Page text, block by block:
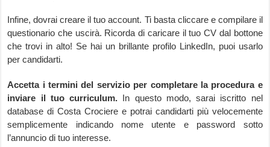
Infine, dovrai creare il tuo account. Ti basta cliccare e compilare il
questionario che uscirà. Ricorda di caricare il tuo CV dal bottone
che trovi in alto! Se hai un brillante profilo LinkedIn, puoi usarlo
per candidarti.
Accetta i termini del servizio per completare la procedura e
inviare il tuo curriculum. In questo modo, sarai iscritto nel
database di Costa Crociere e potrai candidarti più velocemente
semplicemente indicando nome utente e password sotto
l’annuncio di tuo interesse.